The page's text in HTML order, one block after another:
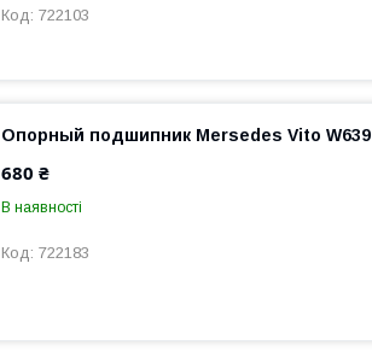
722103
Опорный подшипник Mersedes Vito W639
680 ₴
В наявності
722183